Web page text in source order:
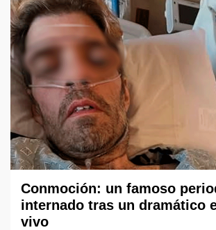
Conmoción: un famoso
internado tras un dramático
vivo